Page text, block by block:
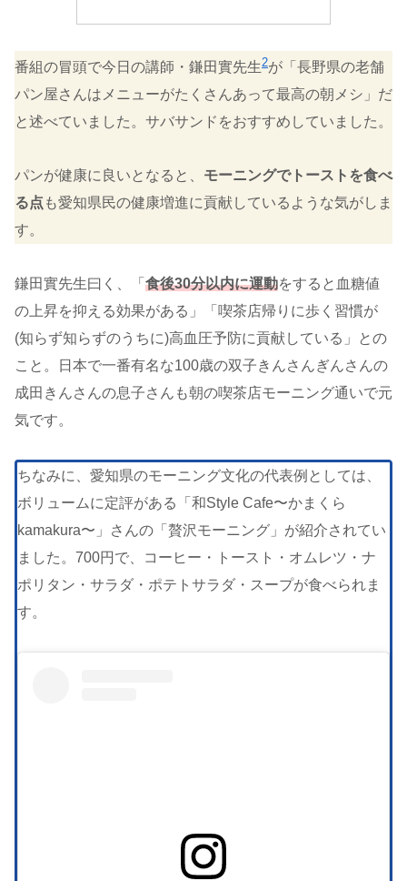
番組の冒頭で今日の講師・鎌田實先生2が「長野県の老舗
パン屋さんはメニューがたくさんあって最高の朝メシ」だ
と述べていました。サバサンドをおすすめしていました。
パンが健康に良いとなると、 モーニングでトーストを食べ
る点 も愛知県民の健康増進に貢献しているような気がしま
す。
鎌田實先生曰く、「 食後30分以内に運動をすると血糖値
の上昇を抑える効果がある」「喫茶店帰りに歩く習慣が
(知らず知らずのうちに)高血圧予防に貢献している」との
こと。日本で一番有名な100歳の双子きんさんぎんさんの
成田きんさんの息子さんも朝の喫茶店モーニング通いで元
気です。
ちなみに、愛知県のモーニング文化の代表例としては、
ボリュームに定評がある「和Style Cafe〜かまくら
kamakura〜」さんの「贅沢モーニング」が紹介されてい
ました。700円で、コーヒー・トースト・オムレツ・ナ
ポリタン・サラダ・ポテトサラダ・スープが食べられま
す。